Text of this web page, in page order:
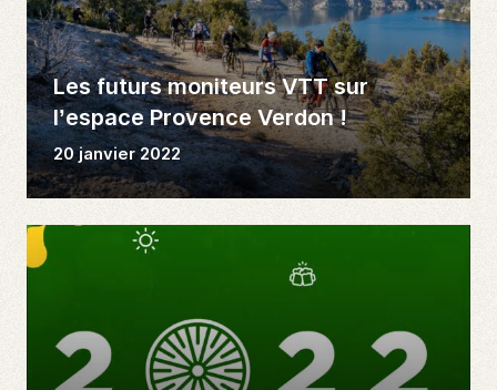
Les futurs moniteurs VTT sur
l’espace Provence Verdon !
20 janvier 2022